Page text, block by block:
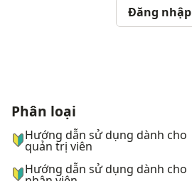
Đăng nhập
ナビゲーションメニュー
Phân loại
Hướng dẫn sử dụng dành cho
quản trị viên
Hướng dẫn sử dụng dành cho